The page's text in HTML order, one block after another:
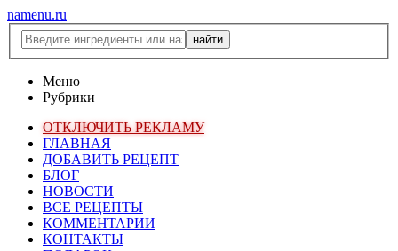
namenu.ru
Меню
Рубрики
ОТКЛЮЧИТЬ РЕКЛАМУ
ГЛАВНАЯ
ДОБАВИТЬ РЕЦЕПТ
БЛОГ
НОВОСТИ
ВСЕ РЕЦЕПТЫ
КОММЕНТАРИИ
КОНТАКТЫ